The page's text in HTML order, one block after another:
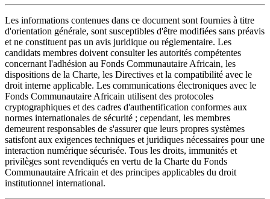
Les informations contenues dans ce document sont fournies à titre
d'orientation générale, sont susceptibles d'être modifiées sans préavis
et ne constituent pas un avis juridique ou réglementaire. Les
candidats membres doivent consulter les autorités compétentes
concernant l'adhésion au Fonds Communautaire Africain, les
dispositions de la Charte, les Directives et la compatibilité avec le
droit interne applicable. Les communications électroniques avec le
Fonds Communautaire Africain utilisent des protocoles
cryptographiques et des cadres d'authentification conformes aux
normes internationales de sécurité ; cependant, les membres
demeurent responsables de s'assurer que leurs propres systèmes
satisfont aux exigences techniques et juridiques nécessaires pour une
interaction numérique sécurisée. Tous les droits, immunités et
privilèges sont revendiqués en vertu de la Charte du Fonds
Communautaire Africain et des principes applicables du droit
institutionnel international.